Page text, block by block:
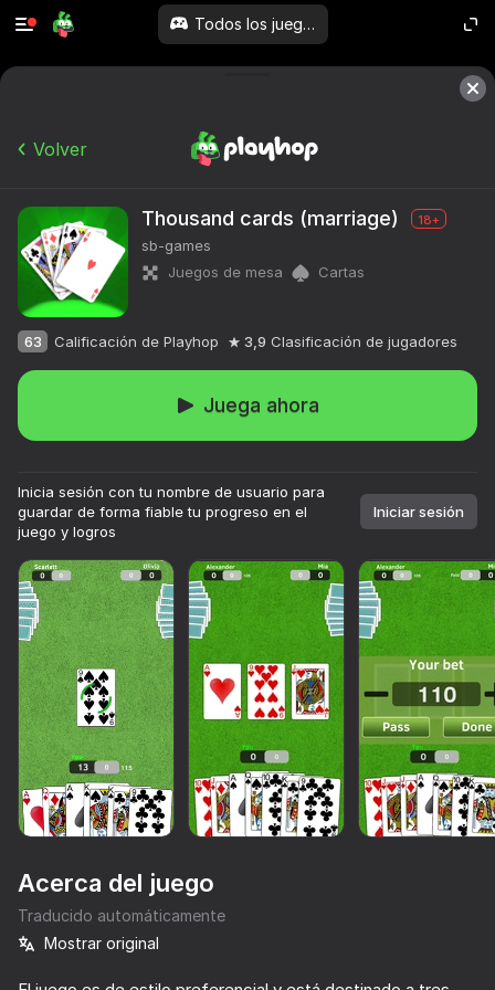
Todos los juegos
Más de 10,000 juegos.
80
63
Volver
Thousand cards (marriage) 18+
sb-games
Juegos de mesa
Cartas
63 Calificación de Playhop 3,9 Clasificación de jugadores
Juega ahora
Inicia sesión con tu nombre de usuario para
guardar de forma fiable tu progreso en el
juego y logros
Iniciar sesión
Acerca del juego
Traducido automáticamente
Mostrar original